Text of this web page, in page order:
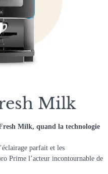
Milk
Milk, quand la technologie
parfait et les
Prime l’acteur incontournable de